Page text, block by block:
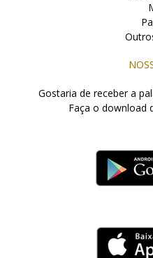
Gostaria de receber a
Faça o download